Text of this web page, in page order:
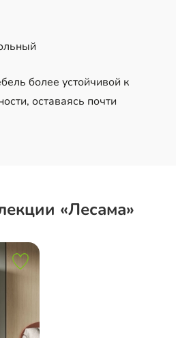
более устойчивой к
оставаясь почти
«Лесама»